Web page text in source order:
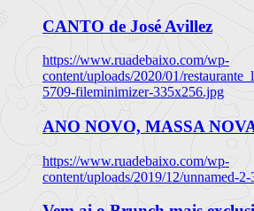
CANTO de José Avillez
https://www.ruadebaixo.com/wp-
content/uploads/2020/01/
5709-fileminimizer-335x256.jpg
ANO NOVO, MASSA
https://www.ruadebaixo.com/wp-
content/uploads/2019/12/unnamed-